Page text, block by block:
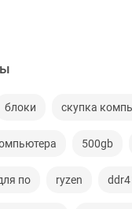
блоки скупка
500gb
по ryzen